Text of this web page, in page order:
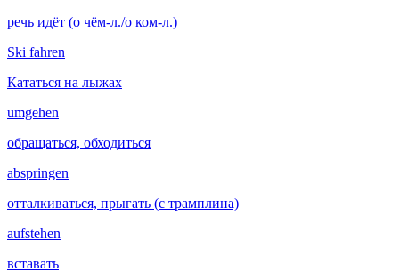
речь идёт (о чём-л./о ком-л.)
Ski fahren
Кататься на лыжах
umgehen
обращаться, обходиться
abspringen
отталкиваться, прыгать (с трамплина)
aufstehen
вставать